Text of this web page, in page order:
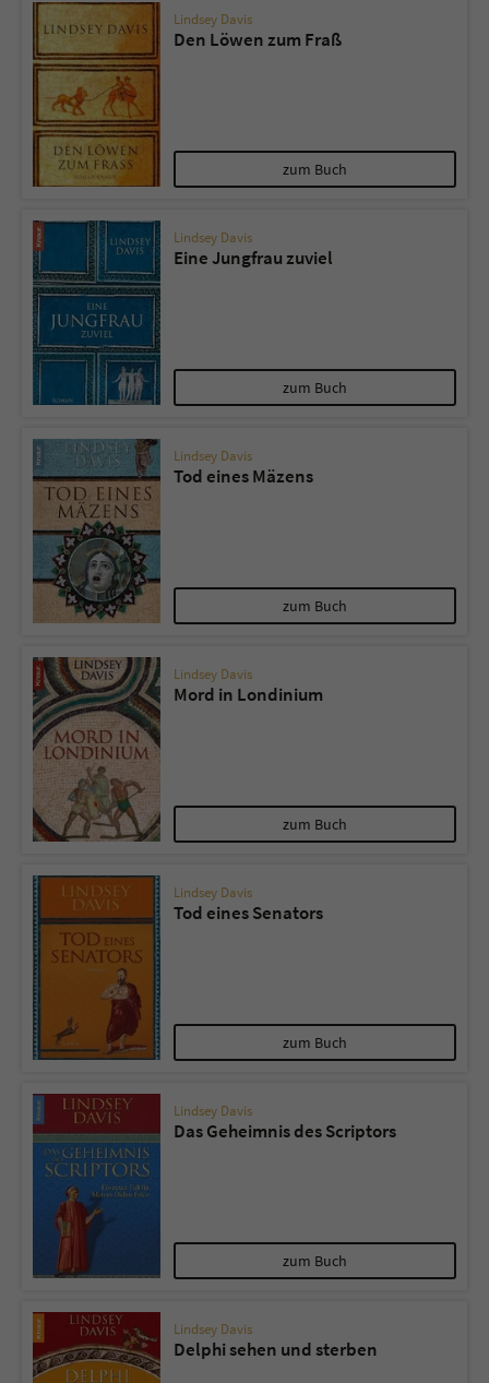
Lindsey Davis
Den Löwen zum Fraß
zum Buch
Lindsey Davis
Eine Jungfrau zuviel
zum Buch
Lindsey Davis
Tod eines Mäzens
zum Buch
Lindsey Davis
Mord in Londinium
zum Buch
Lindsey Davis
Tod eines Senators
zum Buch
Lindsey Davis
Das Geheimnis des Scriptors
zum Buch
Lindsey Davis
Delphi sehen und sterben